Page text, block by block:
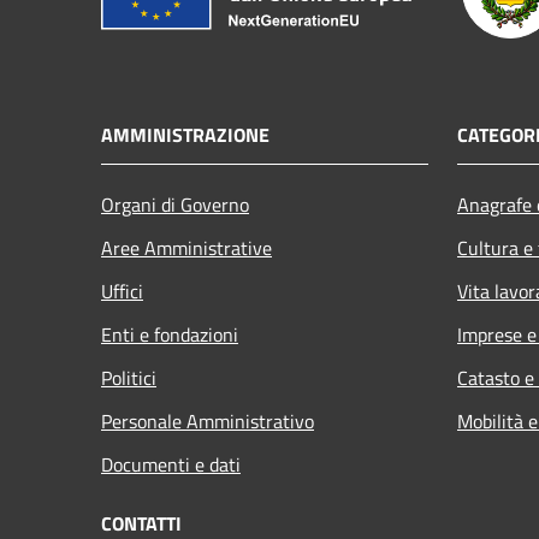
AMMINISTRAZIONE
Organi di Governo
Aree Amministrative
Uffici
Enti e fondazioni
Politici
Personale Amministrativo
Documenti e dati
Cultura
Vita
Imprese
Catasto
Mobilità
CONTATTI